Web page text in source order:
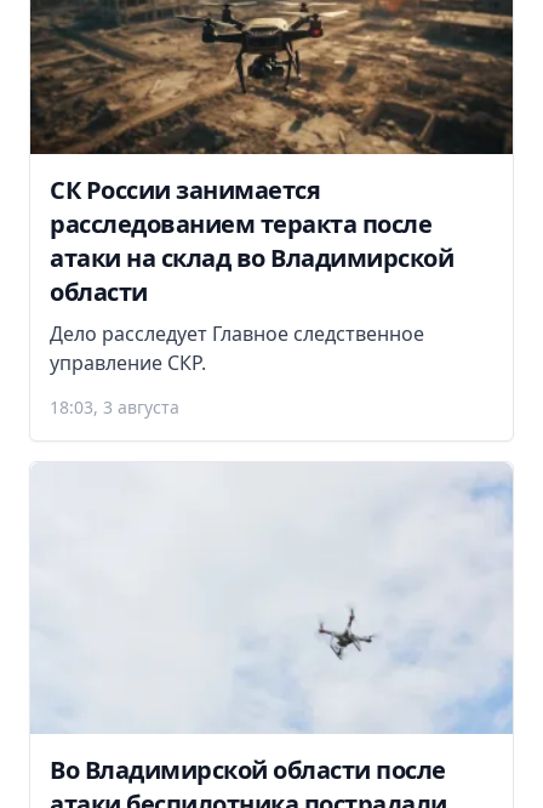
СК России занимается
расследованием теракта после
атаки на склад во Владимирской
области
Дело расследует Главное следственное
управление СКР.
18:03, 3 августа
Во Владимирской области после